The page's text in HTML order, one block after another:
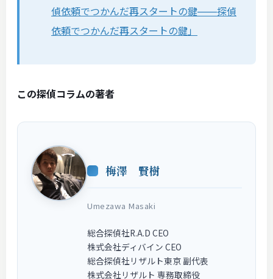
偵依頼でつかんだ再スタートの鍵――探偵
依頼でつかんだ再スタートの鍵」
この探偵コラムの著者
梅澤 賢樹
Umezawa Masaki
総合探偵社R.A.D CEO
株式会社ディバイン CEO
総合探偵社リザルト東京 副代表
株式会社リザルト 専務取締役